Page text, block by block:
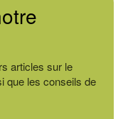
articles sur le
que les conseils de